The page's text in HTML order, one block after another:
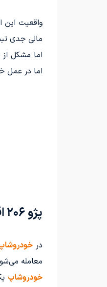
واقعیت
مالی جدی
اما مشکل
اما در عمل
پژو ۲۰۶ اقساطی در خودروشاپ؛ خرید قسطی بدون دردسر
در
معامله
خودروشاپ